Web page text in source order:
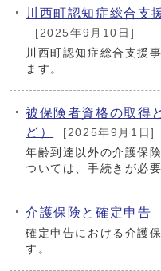
川西町認知症総合支
[2025年9月10日]
川西町認知症総合支援
ます。
被保険者資格の取得
ど）
[2025年9月1日]
年齢到達以外の介護保
ついては、手続きが必
介護保険と確定申告
確定申告における介護
す。